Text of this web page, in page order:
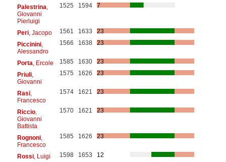
Palestrina
Giovanni
Pierluigi
1525 1594 7
Peri, Jacopo 1561 1633
23
Piccinini,
Alessandro
1566 1638 23
Porta , Ercole 1585 1630
23
Priuli,
Giovanni
1575 1626 23
Rasi,
Francesco
1574 1621 23
Riccio,
Giovanni
Battista
1570 1621 23
Rognoni,
Francesco
1585 1626 23
Rossi, Luigi 1598 1653
12